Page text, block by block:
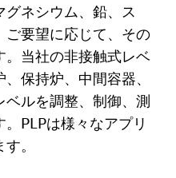
ネシウム、鉛、ス
ご要望に応じて、その
当社の非接触式レベ
保持炉、中間容器、
ルを調整、制御、測
PLPは様々なアプリ
。